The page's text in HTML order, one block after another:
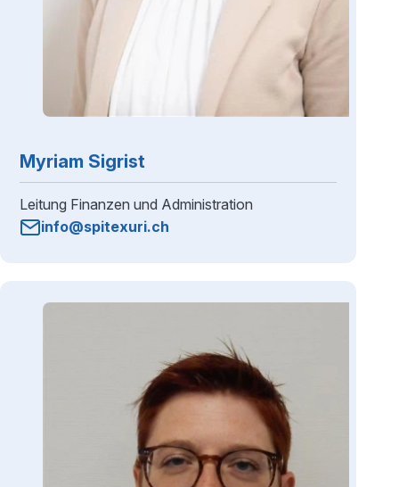
Myriam Sigrist
Leitung Finanzen und Administration
info@spitexuri.ch